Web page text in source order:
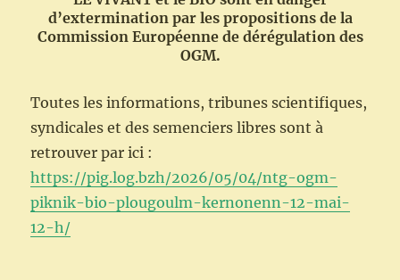
d’extermination par les propositions de la
Commission Européenne de dérégulation des
OGM.
Toutes les informations, tribunes scientifiques,
syndicales et des semenciers libres sont à
retrouver par ici :
https://pig.log.bzh/2026/05/04/ntg-ogm-
piknik-bio-plougoulm-kernonenn-12-mai-
12-h/